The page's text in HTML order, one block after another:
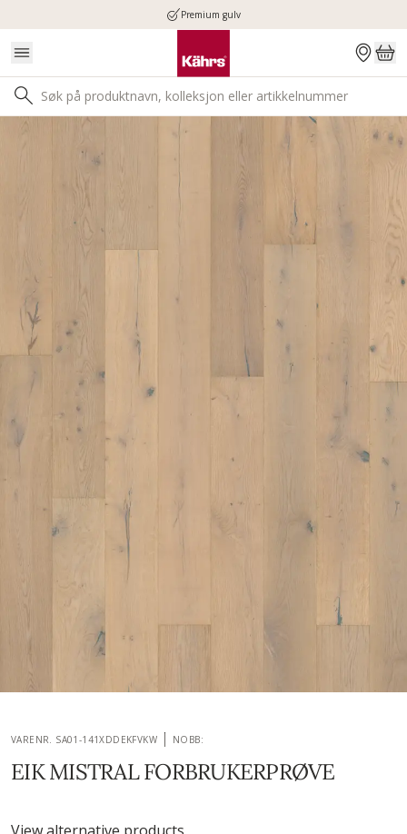
Premium gulv
VARENR. SA01-141XDDEKFVKW NOBB:
EIK MISTRAL FORBRUKERPRØVE